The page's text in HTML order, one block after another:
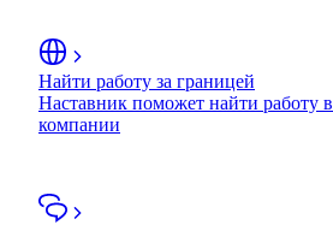
Найти работу за границей
Наставник поможет найти работу
компании